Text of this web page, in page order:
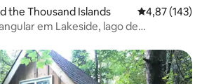
the Thousand Islands 4,87 de uma
4,87 (143)
em Lakeside, lago de